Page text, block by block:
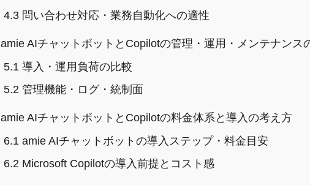
4.3 問い合わせ対応・業務自動化への適性
amie AIチャットボットとCopilotの管理・運用・メンテナンス
5.1 導入・運用負荷の比較
5.2 管理機能・ログ・統制面
amie AIチャットボットとCopilotの料金体系と導入の考え方
6.1 amie AIチャットボットの導入ステップ・料金目安
6.2 Microsoft Copilotの導入前提とコスト感